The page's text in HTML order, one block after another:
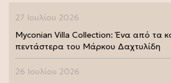
27 Ιουλίου 2026
Myconian Villa Collection: Ένα από τα
πεντάστερα του Μάρκου Δαχτυλίδη
26 Ιουλίου 2026